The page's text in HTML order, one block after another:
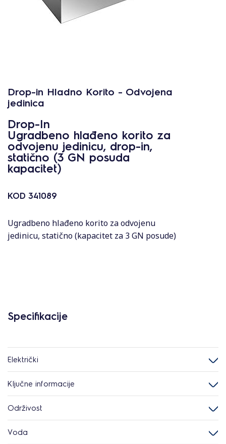
Drop-in Hladno Korito - Odvojena
jedinica
Drop-In
Ugradbeno hlađeno korito za
odvojenu jedinicu, drop-in,
statično (3 GN posuda
kapacitet)
KOD 341089
Ugradbeno hlađeno korito za odvojenu
jedinicu, statično (kapacitet za 3 GN posude)
Specifikacije
Električki
Ključne informacije
Održivost
Voda